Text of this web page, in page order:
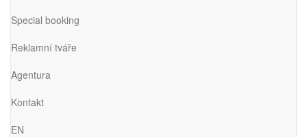
Special booking
Reklamní tváře
Agentura
Kontakt
EN